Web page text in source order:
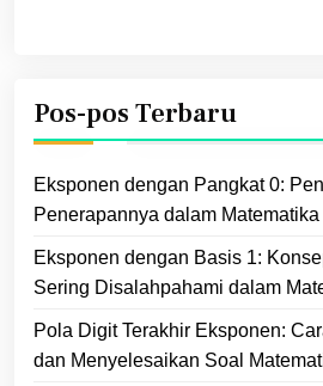
Pos-pos Terbaru
Eksponen dengan Pangkat 0:
Penerapannya dalam Matematika
Eksponen dengan Basis 1:
Sering Disalahpahami dalam
Pola Digit Terakhir Eksponen:
dan Menyelesaikan Soal